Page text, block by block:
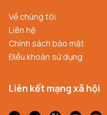
Về chúng tôi
Liên hệ
Chính sách bảo mật
Điều khoản sử dụng
Liên kết mạng xã hội